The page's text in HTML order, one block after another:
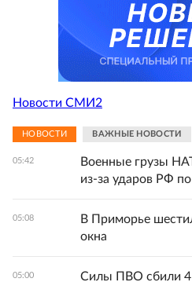
Новости СМИ2
НОВОСТИ ВАЖНЫЕ НОВОСТИ
05:42
Военные грузы
из-за ударов РФ
05:08
В Приморье
окна
05:00 Силы ПВО сбили 4